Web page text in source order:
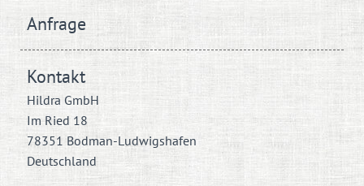
Anfrage
Kontakt
Hildra GmbH
Im Ried 18
78351 Bodman-Ludwigshafen
Deutschland